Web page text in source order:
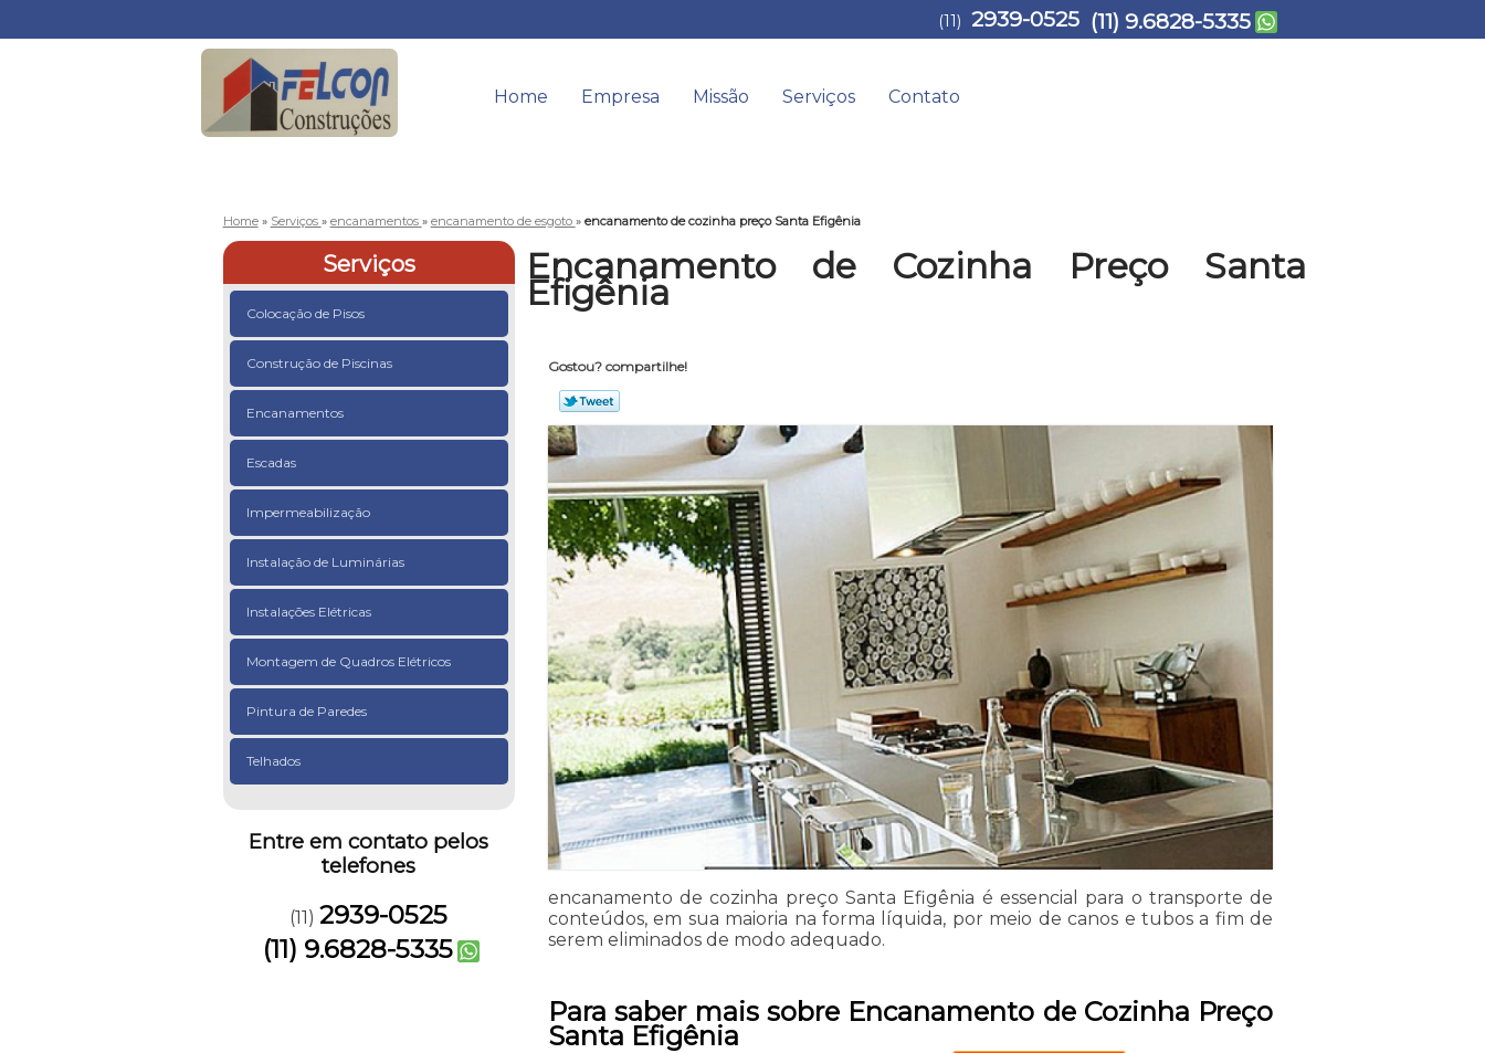
Home Empresa Missão Serviços Contato
(11) 2939-0525 (11) 9.6828-5335
Home » Serviços » encanamentos » encanamento de esgoto » encanamento de cozinha preço Santa Efigênia
Serviços
Colocação de Pisos
Construção de Piscinas
Encanamentos
Escadas
Impermeabilização
Instalação de Luminárias
Instalações Elétricas
Montagem de Quadros Elétricos
Pintura de Paredes
Telhados
Entre em contato pelos
telefones
(11) 2939-0525
(11) 9.6828-5335
Encanamento de Cozinha Preço Santa
Efigênia
Gostou? compartilhe!
encanamento de cozinha preço Santa Efigênia é essencial para o transporte de
conteúdos, em sua maioria na forma líquida, por meio de canos e tubos a fim de
serem eliminados de modo adequado.
Para saber mais sobre Encanamento de Cozinha Preço
Santa Efigênia